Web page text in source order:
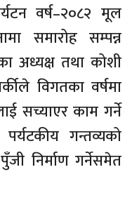
वर्ष–२०८२ मूल
समारोह सम्पन्न
अध्यक्ष तथा कोशी
विगतका वर्षमा
सच्याएर काम गर्ने
गन्तव्यको
निर्माण गर्नेसमेत